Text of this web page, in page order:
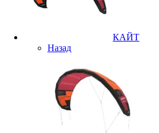
КАЙТ
Назад